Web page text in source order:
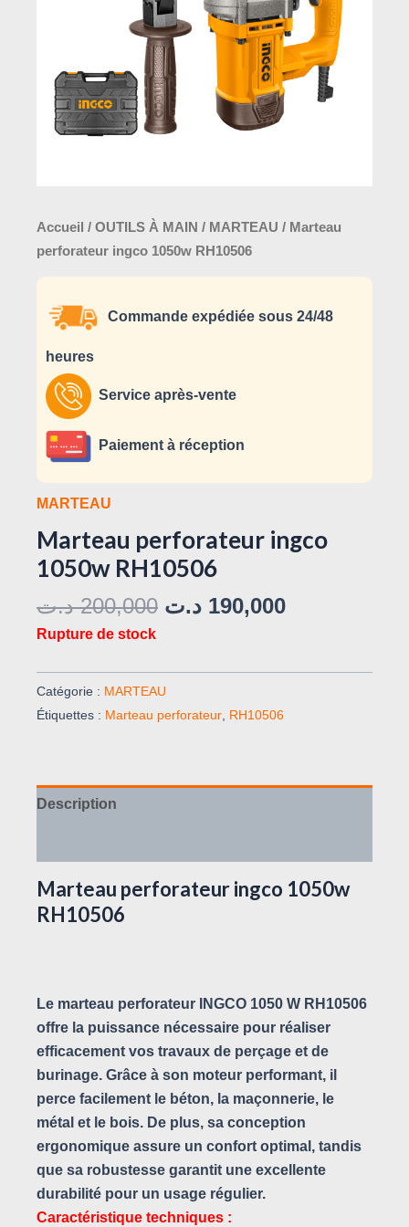
Accueil / OUTILS À MAIN / MARTEAU / Marteau
perforateur ingco 1050w RH10506
Commande expédiée sous 24/48
heures
Service après-vente
Paiement à réception
MARTEAU
Marteau perforateur ingco
1050w RH10506
200,000 د.ت 190,000 د.ت
Rupture de stock
Catégorie : MARTEAU
Étiquettes : Marteau perforateur RH10506
Description
Marteau perforateur ingco 1050w
RH10506
Le marteau perforateur INGCO 1050 W RH10506
offre la puissance nécessaire pour réaliser
efficacement vos travaux de perçage et de
burinage. Grâce à son moteur performant, il
perce facilement le béton, la maçonnerie, le
métal et le bois. De plus, sa conception
ergonomique assure un confort optimal, tandis
que sa robustesse garantit une excellente
durabilité pour un usage régulier.
Caractéristique techniques :